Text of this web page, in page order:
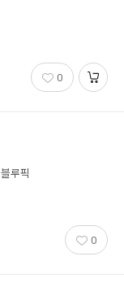
0
블루픽
0